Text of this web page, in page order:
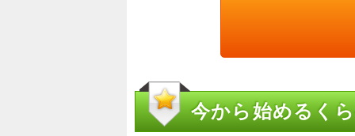
今から始めるく